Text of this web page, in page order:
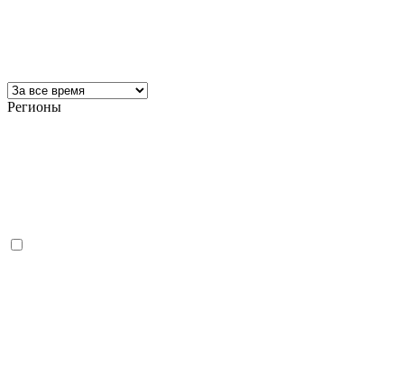
Регионы